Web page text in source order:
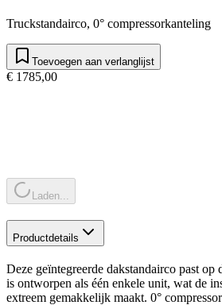
Truckstandairco, 0° compressorkanteling
Toevoegen aan verlanglijst
€ 1785,00
Laden...
Productdetails
Deze geïntegreerde dakstandairco past op
is ontworpen als één enkele unit, wat de
extreem gemakkelijk maakt. 0°